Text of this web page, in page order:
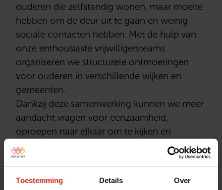
Toestemming Details Over
ouderen die zelfstandig wonen, maar moeite
hebben om de deur uit te gaan en weinig
sociale contacten hebben. Met de hulp van
onze enthousiaste vrijwilligersteams
organiseren we structurele ontmoetingen
voor ouderen in verschillende wijken en
gemeenten.
Dankzij deze samenwerking kunnen we meer
aandacht vragen voor eenzaamheid,
oproepen naar elkaar om te kijken en
uitbreiden naar nieuwe gemeenten, waardoor
we nog meer ouderen kunnen bereiken.
gedachtegoed van de Zusters